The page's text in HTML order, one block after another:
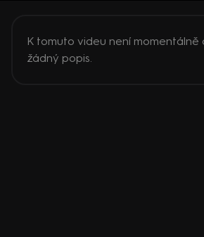
K tomuto videu není momentálně
žádný popis.